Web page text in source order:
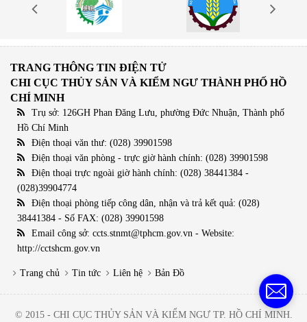
TRANG THÔNG TIN ĐIỆN TỬ
CHI CỤC THỦY SẢN VÀ KIỂM NGƯ THÀNH PHỐ HỒ
CHÍ MINH
Trụ sở: 126GH Phan Đăng Lưu, phường Đức Nhuận, Thành phố
Hồ Chí Minh
Điện thoại văn thư: (028) 39901598
Điện thoại văn phòng - trực giờ hành chính: (028) 39901598
Điện thoại trực ngoài giờ hành chính: (028) 38441384 -
(028)39904774
Điện thoại phòng tiếp công dân, nhận và trả kết quả: (028)
38441384 - Số FAX: (028) 39901598
Email công sở: ccts.stnmt@tphcm.gov.vn - Website:
http://cctshcm.gov.vn
Trang chủ Tin tức Liên hệ Bản Đồ
© 2015 - CHI CỤC THỦY SẢN VÀ KIỂM NGƯ TP. HỒ CHÍ MINH.